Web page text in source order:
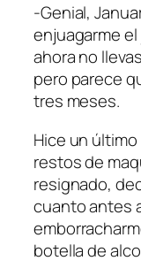
-Genial,
enjuagarme
ahora no
pero parece
tres meses.
Hice un
restos de
resignado,
cuanto antes
botella de